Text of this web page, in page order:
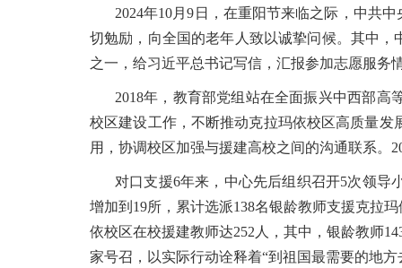
2024年10月9日，在重阳节来临之际，中共
切勉励，向全国的老年人致以诚挚问候。其中
之一，给习近平总书记写信，汇报参加志愿服务
2018年，教育部党组站在全面振兴中西部
校区建设工作，不断推动克拉玛依校区高质量
用，协调校区加强与援建高校之间的沟通联系。
对口支援6年来，中心先后组织召开5次领导
增加到19所，累计选派138名银龄教师支援克拉
依校区在校援建教师达252人，其中，银龄教师
家号召，以实际行动诠释着“到祖国最需要的地方